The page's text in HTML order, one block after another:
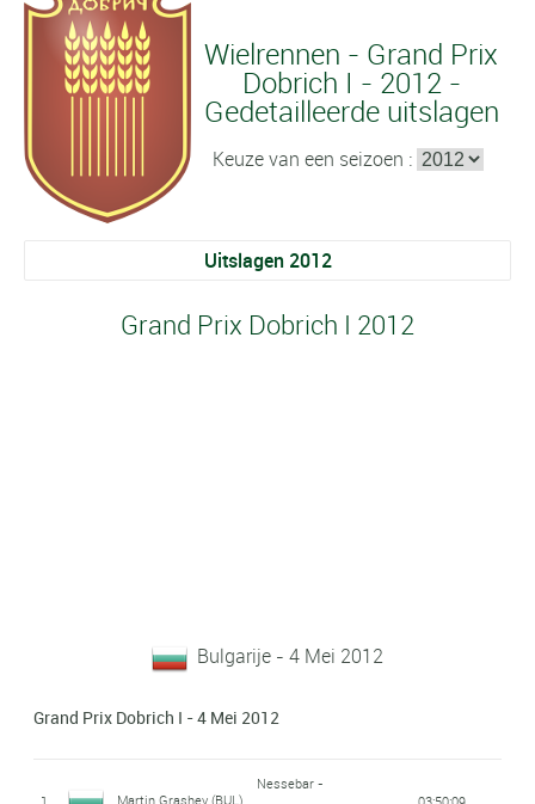
Wielrennen - Grand Prix
Dobrich I - 2012 -
Gedetailleerde uitslagen
Keuze van een seizoen :
Uitslagen 2012
Grand Prix Dobrich I 2012
Bulgarije - 4 Mei 2012
Grand Prix Dobrich I - 4 Mei 2012
Martin Grashev (BUL)
Nessebar -